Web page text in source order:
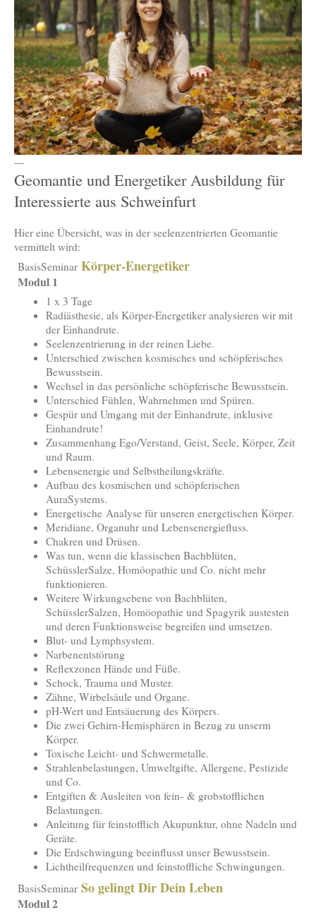
---
Geomantie und Energetiker Ausbildung für
Interessierte aus Schweinfurt
Hier eine Übersicht, was in der seelenzentrierten Geomantie
vermittelt wird:
BasisSeminar Körper-Energetiker
Modul 1
1 x 3 Tage
Radiästhesie, als Körper-Energetiker analysieren wir mit
der Einhandrute.
Seelenzentrierung in der reinen Liebe.
Unterschied zwischen kosmisches und schöpferisches
Bewusstsein.
Wechsel in das persönliche schöpferische Bewusstsein.
Unterschied Fühlen, Wahrnehmen und Spüren.
Gespür und Umgang mit der Einhandrute, inklusive
Einhandrute!
Zusammenhang Ego/Verstand, Geist, Seele, Körper, Zeit
und Raum.
Lebensenergie und Selbstheilungskräfte.
Aufbau des kosmischen und schöpferischen
AuraSystems.
Energetische Analyse für unseren energetischen Körper.
Meridiane, Organuhr und Lebensenergiefluss.
Chakren und Drüsen.
Was tun, wenn die klassischen Bachblüten,
SchüsslerSalze, Homöopathie und Co. nicht mehr
funktionieren.
Weitere Wirkungsebene von Bachblüten,
SchüsslerSalzen, Homöopathie und Spagyrik austesten
und deren Funktionsweise begreifen und umsetzen.
Blut- und Lymphsystem.
Narbenentstörung
Reflexzonen Hände und Füße.
Schock, Trauma und Muster.
Zähne, Wirbelsäule und Organe.
pH-Wert und Entsäuerung des Körpers.
Die zwei Gehirn-Hemisphären in Bezug zu unserm
Körper.
Toxische Leicht- und Schwermetalle.
Strahlenbelastungen, Umweltgifte, Allergene, Pestizide
und Co.
Entgiften & Ausleiten von fein- & grobstofflichen
Belastungen.
Anleitung für feinstofflich Akupunktur, ohne Nadeln und
Geräte.
Die Erdschwingung beeinflusst unser Bewusstsein.
Lichtheilfrequenzen und feinstoffliche Schwingungen.
BasisSeminar So gelingt Dir Dein Leben
Modul 2